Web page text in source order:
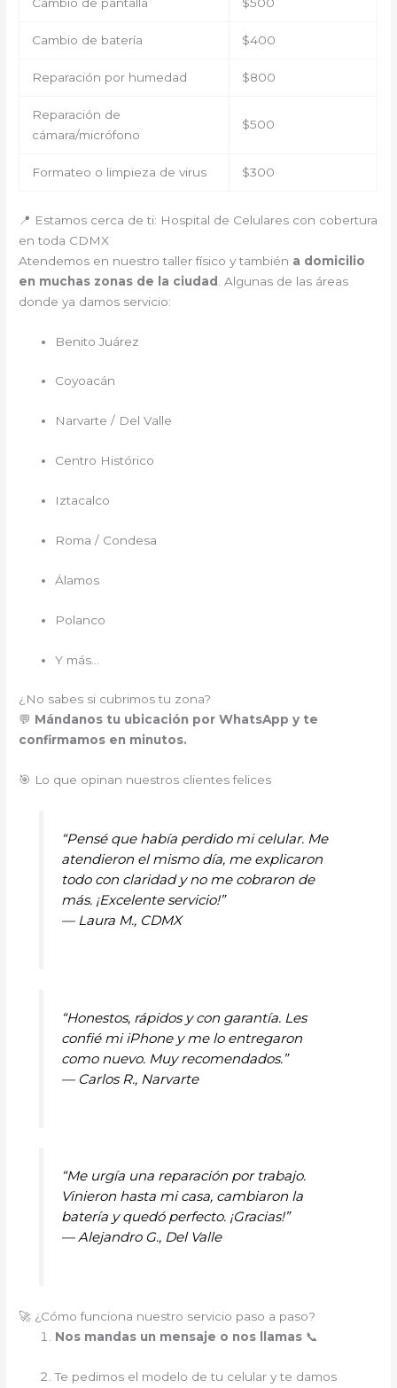
Cambio de batería $400
Reparación por humedad $800
Reparación de
cámara/micrófono
$500
Formateo o limpieza de virus $300
📍 Estamos cerca de ti: Hospital de Celulares con cobertura
en toda CDMX
Atendemos en nuestro taller físico y también a domicilio
en muchas zonas de la ciudad
. Algunas de las áreas
donde ya damos servicio:
Benito Juárez
Coyoacán
Narvarte / Del Valle
Centro Histórico
Iztacalco
Roma / Condesa
Álamos
Polanco
Y más…
¿No sabes si cubrimos tu zona?
💬 Mándanos tu ubicación por WhatsApp y te
confirmamos en minutos.
🎯 Lo que opinan nuestros clientes felices
“Pensé que había perdido mi celular. Me
atendieron el mismo día, me explicaron
todo con claridad y no me cobraron de
más. ¡Excelente servicio!”
— Laura M., CDMX
“Honestos, rápidos y con garantía. Les
confié mi iPhone y me lo entregaron
como nuevo. Muy recomendados.”
— Carlos R., Narvarte
“Me urgía una reparación por trabajo.
Vinieron hasta mi casa, cambiaron la
batería y quedó perfecto. ¡Gracias!”
—Alejandro G., Del Valle
🚀 ¿Cómo funciona nuestro servicio paso a paso?
Nos mandas un mensaje o nos llamas 📞
Te pedimos el modelo de tu celular y te damos